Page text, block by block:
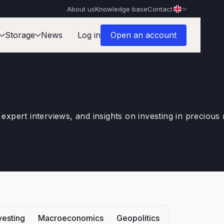
About usKnowledge baseContact
Storage News Log in Open an account
interviews, and insights on investing in precious
Macroeconomics Geopolitics